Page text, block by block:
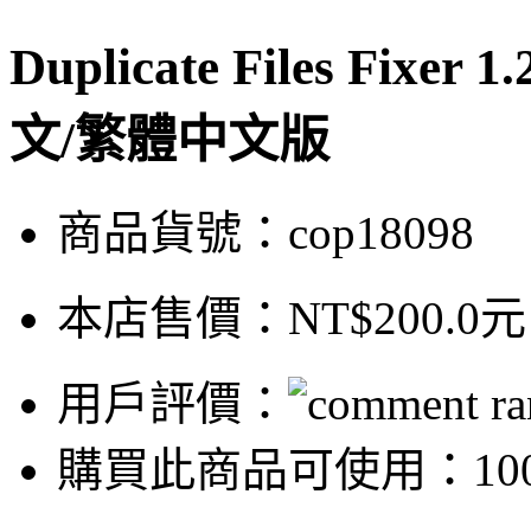
Duplicate Files Fixer
文/繁體中文版
商品貨號：cop18098
本店售價： NT$200.0元
用戶評價：
購買此商品可使用：